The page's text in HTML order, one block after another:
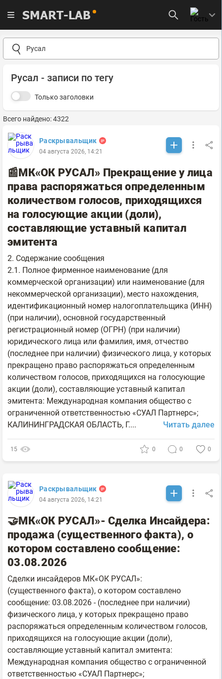
SMART-LAB
Русал - записи по тегу
Только заголовки
Всего найдено: 4322
Раскрывальщик
04 августа 2026, 14:21
📰МК«ОК РУСАЛ» Прекращение у лица
права распоряжаться определенным
количеством голосов, приходящихся
на голосующие акции (доли),
составляющие уставный капитал
эмитента
2. Содержание сообщения
2.1. Полное фирменное наименование (для
коммерческой организации) или наименование (для
некоммерческой организации), место нахождения,
идентификационный номер налогоплательщика (ИНН)
(при наличии), основной государственный
регистрационный номер (ОГРН) (при наличии)
юридического лица или фамилия, имя, отчество
(последнее при наличии) физического лица, у которых
прекращено право распоряжаться определенным
количеством голосов, приходящихся на голосующие
акции (доли), составляющие уставный капитал
эмитента: Международная компания общество с
ограниченной ответственностью «СУАЛ Партнерс»;
КАЛИНИНГРАДСКАЯ ОБЛАСТЬ, Г....
Читать далее
15 0 0 0
Раскрывальщик
04 августа 2026, 14:21
🤝МК«ОК РУСАЛ»- Сделка Инсайдера:
продажа (существенного факта), о
котором составлено сообщение:
03.08.2026
Сделки инсайдеров МК«ОК РУСАЛ»:
(существенного факта), о котором составлено
сообщение: 03.08.2026 - (последнее при наличии)
физического лица, у которых прекращено право
распоряжаться определенным количеством голосов,
приходящихся на голосующие акции (доли),
составляющие уставный капитал эмитента:
Международная компания общество с ограниченной
ответственностью «СУАЛ Партнерс»;